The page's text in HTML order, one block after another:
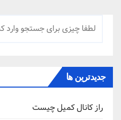
جستجو
جدیدترین ها
راز کانال کمیل چیست